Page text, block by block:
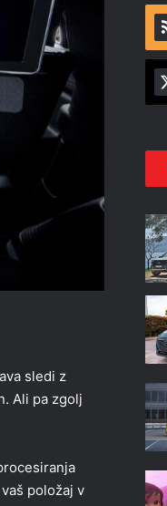
sledi z
Ali pa zgolj
položaj v